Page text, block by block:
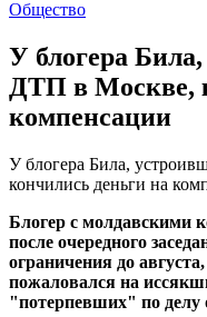
Общество
У блогера
ДТП в Москве,
компенсации
У блогера Била,
кончились деньги на
Блогер с молдавскими
после очередного
ограничения до
пожаловался на
"потерпевших" по